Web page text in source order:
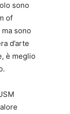
sono
of
sono
d’arte
è meglio